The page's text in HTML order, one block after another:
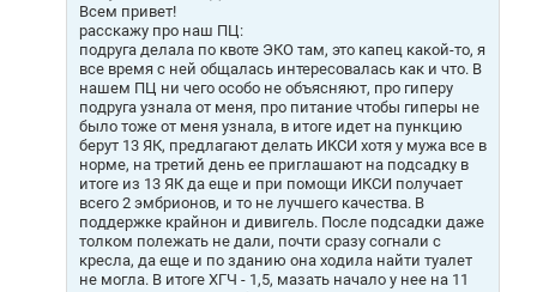
Всем привет!
расскажу про наш ПЦ:
подруга делала по квоте ЭКО там, это капец какой-то, я
все время с ней общалась интересовалась как и что. В
нашем ПЦ ни чего особо не объясняют, про гиперу
подруга узнала от меня, про питание чтобы гиперы не
было тоже от меня узнала, в итоге идет на пункцию
берут 13 ЯК, предлагают делать ИКСИ хотя у мужа все в
норме, на третий день ее приглашают на подсадку в
итоге из 13 ЯК да еще и при помощи ИКСИ получает
всего 2 эмбрионов, и то не лучшего качества. В
поддержке крайнон и дивигель. После подсадки даже
толком полежать не дали, почти сразу согнали с
кресла, да еще и по зданию она ходила найти туалет
не могла. В итоге ХГЧ - 1,5, мазать начало у нее на 11